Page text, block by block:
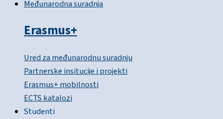
Međunarodna suradnja
Erasmus+
Ured za međunarodnu suradnju
Partnerske insitucije i projekti
Erasmus+ mobilnosti
ECTS katalozi
Studenti